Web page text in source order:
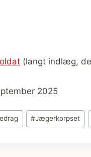
(langt indlæg,
2025
#Jægerkorpset